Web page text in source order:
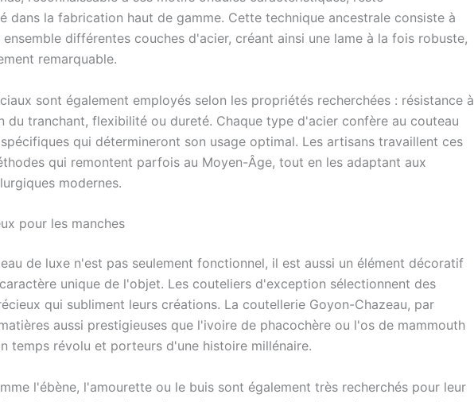
dans la fabrication haut de gamme. Cette technique ancestrale consiste à
différentes couches d'acier, créant ainsi une lame à la fois robuste,
remarquable.
sont également employés selon les propriétés recherchées : résistance à
du tranchant, flexibilité ou dureté. Chaque type d'acier confère au couteau
qui détermineront son usage optimal. Les artisans travaillent ces
qui remontent parfois au Moyen-Âge, tout en les adaptant aux
modernes.
pour les manches
de luxe n'est pas seulement fonctionnel, il est aussi un élément décoratif
unique de l'objet. Les couteliers d'exception sélectionnent des
qui subliment leurs créations. La coutellerie Goyon-Chazeau, par
aussi prestigieuses que l'ivoire de phacochère ou l'os de mammouth
temps révolu et porteurs d'une histoire millénaire.
l'ébène, l'amourette ou le buis sont également très recherchés pour leur